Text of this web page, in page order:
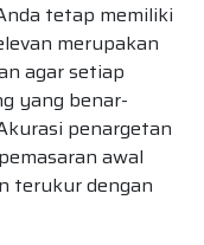
tetap memiliki
merupakan
agar setiap
yang benar-
penargetan
awal
terukur dengan